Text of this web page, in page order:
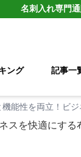
名刺入れ専門
ング 記事一
能性を両立！ビ